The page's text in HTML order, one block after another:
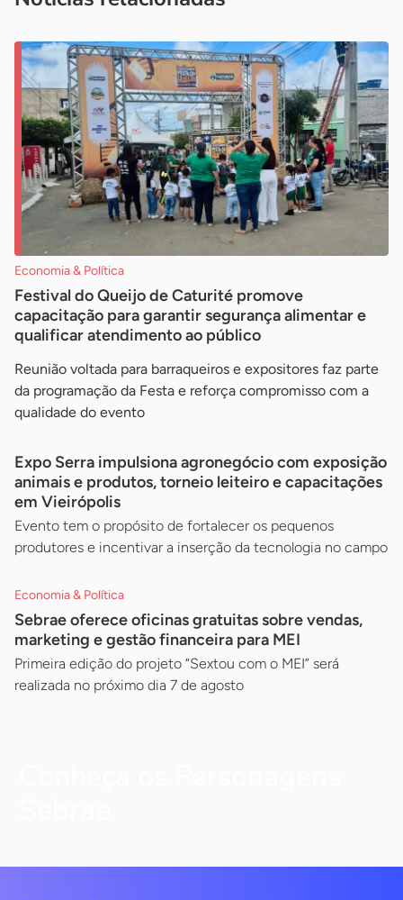
Economia & Política
Festival do Queijo de Caturité promove
capacitação para garantir segurança alimentar e
qualificar atendimento ao público
Reunião voltada para barraqueiros e expositores faz parte
da programação da Festa e reforça compromisso com a
qualidade do evento
Expo Serra impulsiona agronegócio com exposição
animais e produtos, torneio leiteiro e capacitações
em Vieirópolis
Evento tem o propósito de fortalecer os pequenos
produtores e incentivar a inserção da tecnologia no campo
Economia & Política
Sebrae oferece oficinas gratuitas sobre vendas,
marketing e gestão financeira para MEI
Primeira edição do projeto “Sextou com o MEI” será
realizada no próximo dia 7 de agosto